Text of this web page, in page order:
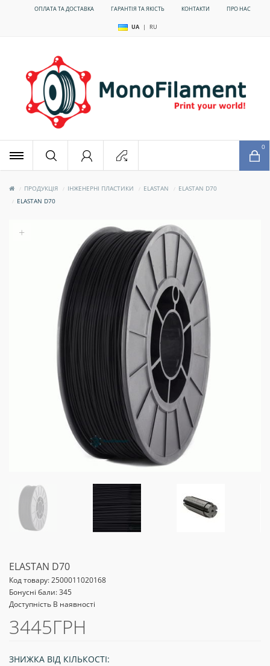
ОПЛАТА ТА ДОСТАВКА ГАРАНТІЯ ТА ЯКІСТЬ КОНТАКТИ ПРО НАС
UA | RU
0
ПРОДУКЦІЯ ІНЖЕНЕРНІ ПЛАСТИКИ ELASTAN
ELASTAN D70
ELASTAN D70
+
ELASTAN D70
Код товару:2500011020168
Бонусні бали: 345
Доступність В наявності
3445ГРН
ЗНИЖКА ВІД КІЛЬКОСТІ: